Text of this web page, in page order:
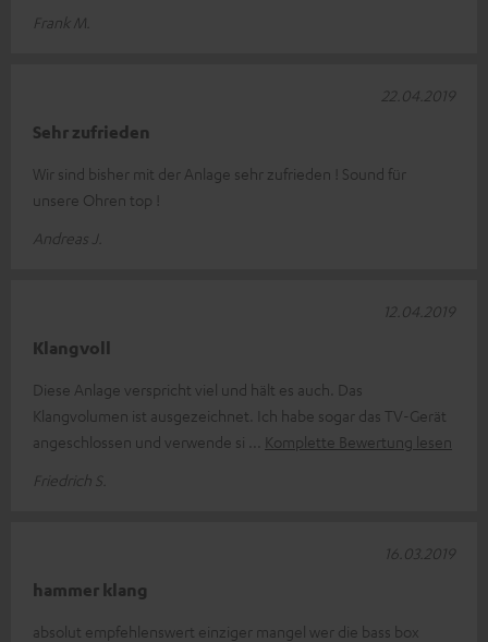
Frank M.
Sehr zufrieden
Wir sind bisher mit der Anlage sehr zufrieden ! Sound für
unsere Ohren top !
Andreas J.
22.04.2019
Klangvoll
Diese Anlage verspricht viel und hält es auch. Das
Klangvolumen ist ausgezeichnet. Ich habe sogar das TV-Gerät
angeschlossen und verwende si
Komplette Bewertung lesen
Friedrich S.
12.04.2019
hammer klang
absolut empfehlenswert einziger mangel wer die bass box
16.03.2019